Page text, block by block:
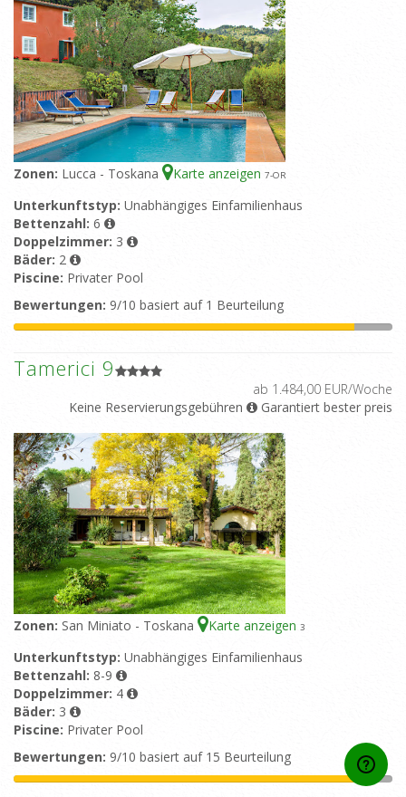
Zonen: Lucca - Toskana Karte anzeigen 7-OR
Unterkunftstyp: Unabhängiges Einfamilienhaus
Bettenzahl: 6
Doppelzimmer: 3
Bäder: 2
Piscine: Privater Pool
Bewertungen: 9/10 basiert auf 1 Beurteilung
Tamerici 9
ab 1.484,00 EUR/Woche
Keine Reservierungsgebühren
Garantiert bester preis
Zonen: San Miniato - Toskana Karte anzeigen 3
Unterkunftstyp: Unabhängiges Einfamilienhaus
Bettenzahl: 8-9
Doppelzimmer: 4
Bäder: 3
Piscine: Privater Pool
Bewertungen: 9/10 basiert auf 15 Beurteilung